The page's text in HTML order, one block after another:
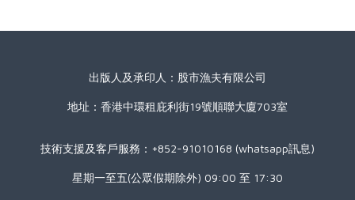
出版人及承印人：股市漁夫有限公司
地址：香港中環租庇利街19號順聯大廈703室
技術支援及客戶服務：+852-91010168 (whatsapp訊息)
星期一至五(公眾假期除外) 09:00 至 17:30